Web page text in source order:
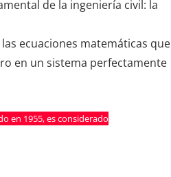
de la ingeniería civil: la
ecuaciones matemáticas que
en un sistema perfectamente
en 1955, es considerado